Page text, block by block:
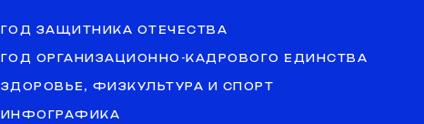
ГОД ЗАЩИТНИКА ОТЕЧЕСТВА
ГОД ОРГАНИЗАЦИОННО-КАДРОВОГО ЕДИНСТВА
ЗДОРОВЬЕ, ФИЗКУЛЬТУРА И СПОРТ
ИНФОГРАФИКА